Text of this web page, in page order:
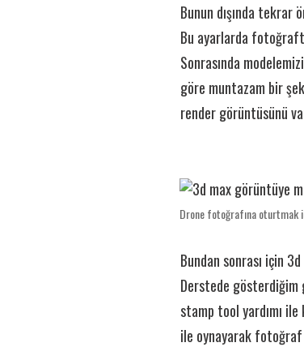
Bunun dışında tekrar
Bu ayarlarda
Sonrasında
göre muntazam bir
render görüntüsünü
Drone fotoğrafına oturtmak
Bundan sonrası için
Derstede gösterdiğim
stamp toolyardımı
ile oynayarak